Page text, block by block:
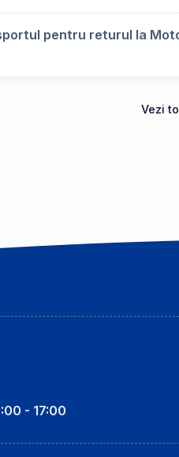
pentru returul la
Vezi
- 17:00